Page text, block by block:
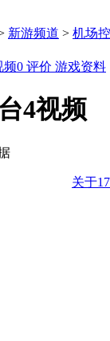
新游频道 > 机场
频0 评价 游戏资料
4视频
关于